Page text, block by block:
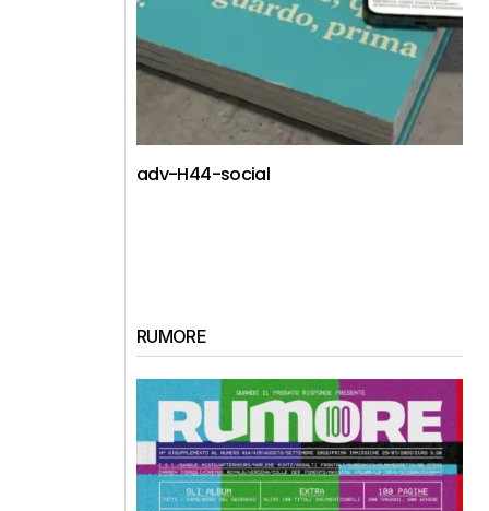
adv-H44-social
RUMORE